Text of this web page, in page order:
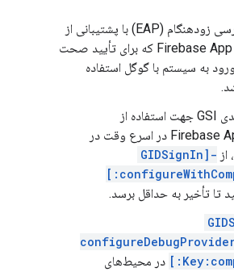
نسخه برنامه دسترسی زودهنگام (EAP) با پشتیبانی از
توکن‌های Firebase App Check که برای تأیید صحت
به سیستم با گوگل استفاده
برای پیکربندی GSI جهت استفاده از
Firebase App Check در اسرع وقت در
از
-[GIDSignIn
تا تأخیر به حداقل برسد.
-
در محیط‌های